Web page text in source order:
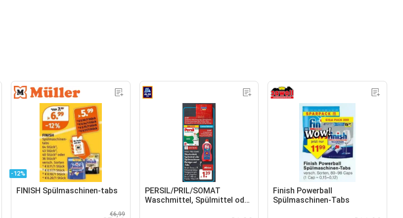
-12%
FINISH Spülmaschinen-tabs
€6,99
PERSIL/PRIL/SOMAT
Waschmittel, Spülmittel oder
Finish Powerball
Spülmaschinen-Tabs